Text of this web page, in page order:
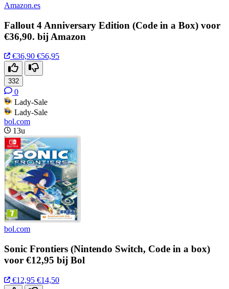
Amazon.es
Fallout 4 Anniversary Edition (Code in a Box) voor
€36,90. bij Amazon
€36,90 €56,95
332
0
Lady-Sale
Lady-Sale
bol.com
13u
bol.com
Sonic Frontiers (Nintendo Switch, Code in a box)
voor €12,95 bij Bol
€12,95 €14,50